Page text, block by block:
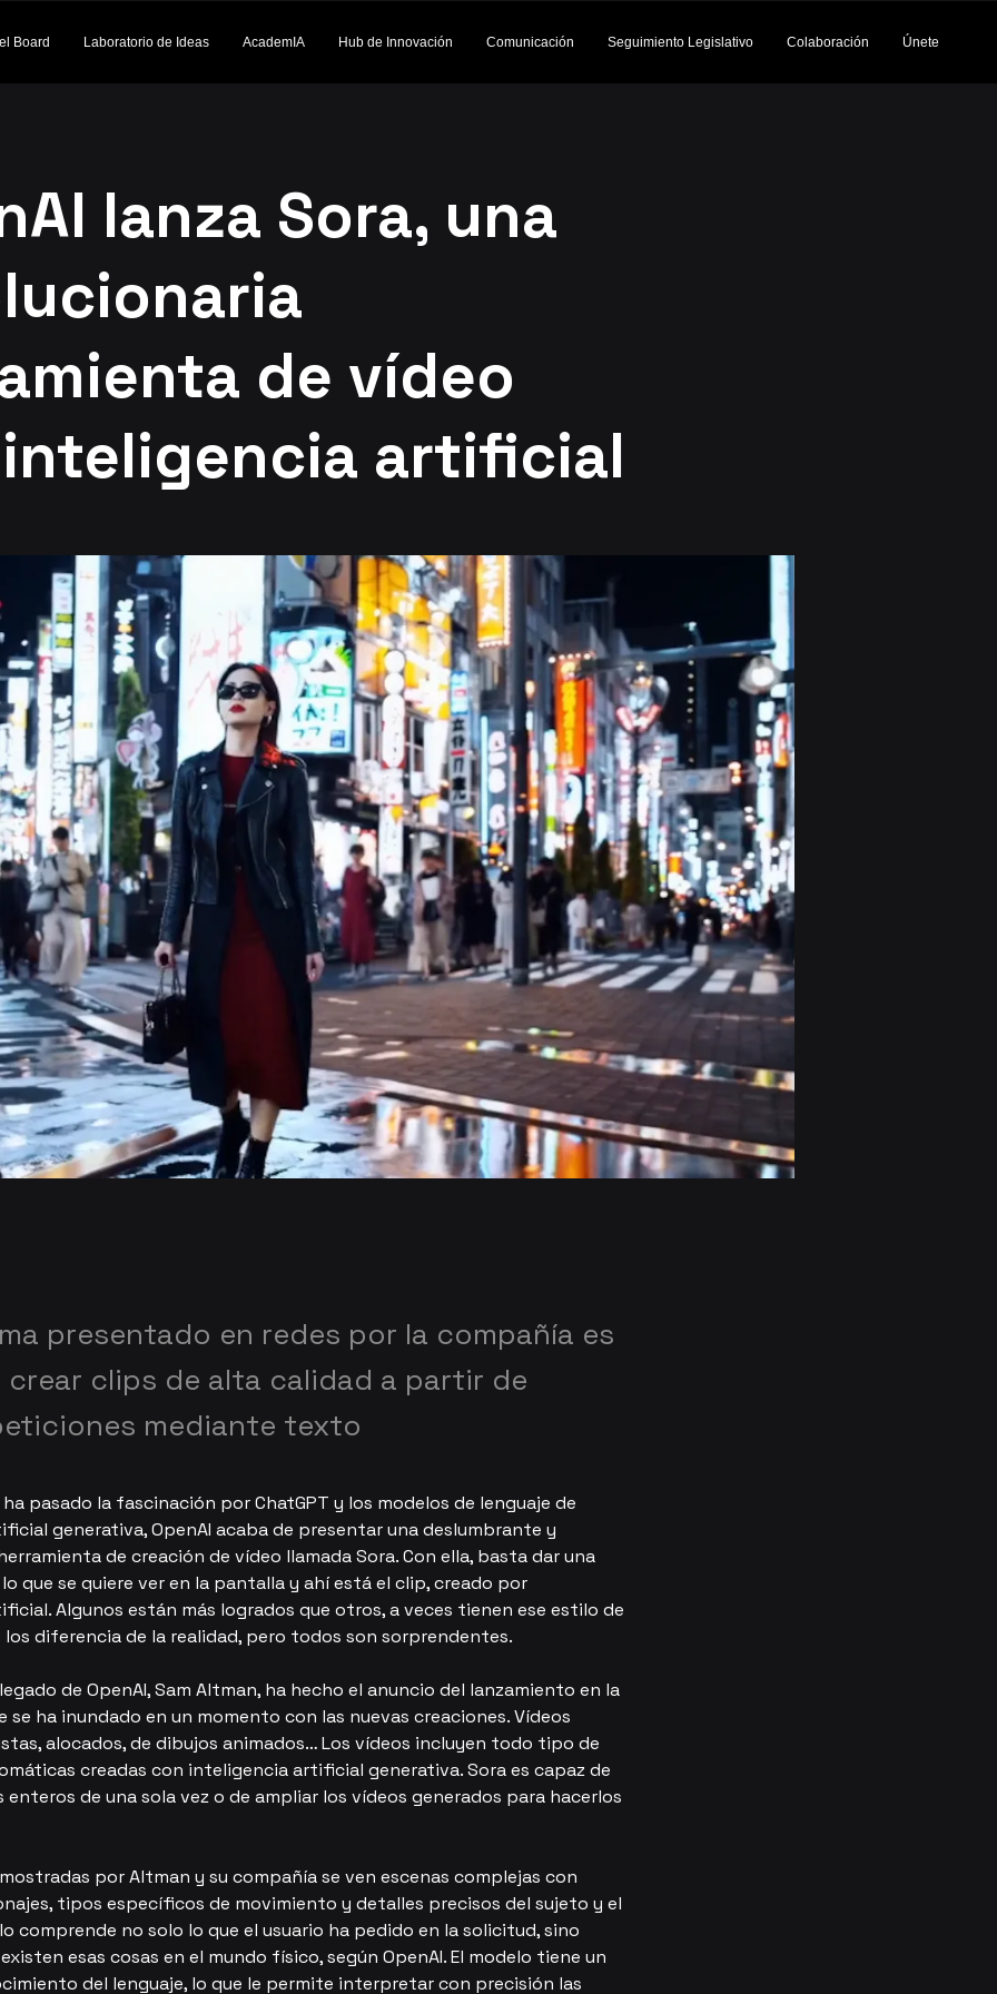
Board Laboratorio de Ideas AcademIA Hub de Innovación Comunicación Seguimiento Legislativo Colaboración Únete
lanza Sora, una
de vídeo
artificial
presentado en redes por la compañía es
crear clips de alta calidad a partir de
mediante texto
pasado la fascinación por ChatGPT y los modelos de lenguaje de
generativa, OpenAI acaba de presentar una deslumbrante y
de creación de vídeo llamada Sora. Con ella, basta dar una
que se quiere ver en la pantalla y ahí está el clip, creado por
Algunos están más logrados que otros, a veces tienen ese estilo de
los diferencia de la realidad, pero todos son sorprendentes.
de OpenAI, Sam Altman, ha hecho el anuncio del lanzamiento en la
se ha inundado en un momento con las nuevas creaciones. Vídeos
alocados, de dibujos animados… Los vídeos incluyen todo tipo de
creadas con inteligencia artificial generativa. Sora es capaz de
de una sola vez o de ampliar los vídeos generados para hacerlos
por Altman y su compañía se ven escenas complejas con
tipos específicos de movimiento y detalles precisos del sujeto y el
comprende no solo lo que el usuario ha pedido en la solicitud, sino
esas cosas en el mundo físico, según OpenAI. El modelo tiene un
del lenguaje, lo que le permite interpretar con precisión las